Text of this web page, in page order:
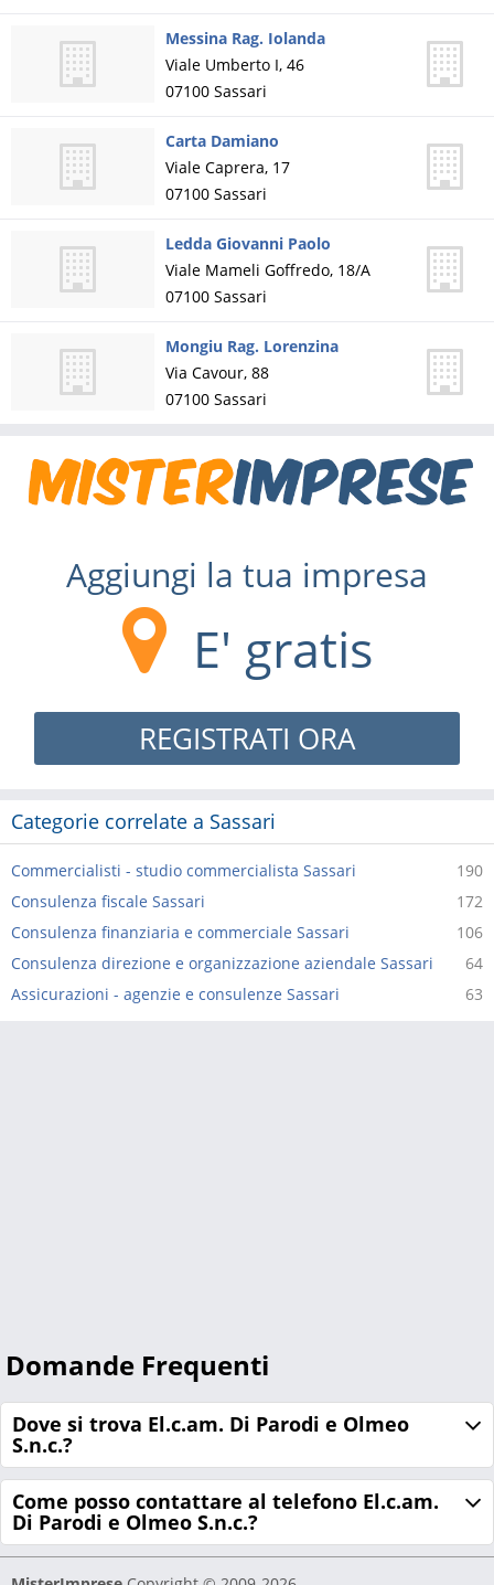
Messina Rag. Iolanda
Viale Umberto I, 46
07100 Sassari
Carta Damiano
Viale Caprera, 17
07100 Sassari
Ledda Giovanni Paolo
Viale Mameli Goffredo, 18/A
07100 Sassari
Mongiu Rag. Lorenzina
Via Cavour, 88
07100 Sassari
Aggiungi la tua impresa
E' gratis
REGISTRATI ORA
Categorie correlate a Sassari
190
Commercialisti - studio commercialista Sassari
172
Consulenza fiscale Sassari
106
Consulenza finanziaria e commerciale Sassari
64
Consulenza direzione e organizzazione aziendale Sassari
63
Assicurazioni - agenzie e consulenze Sassari
Domande Frequenti
Dove si trova El.c.am. Di Parodi e Olmeo
S.n.c.?
Come posso contattare al telefono El.c.am.
Di Parodi e Olmeo S.n.c.?